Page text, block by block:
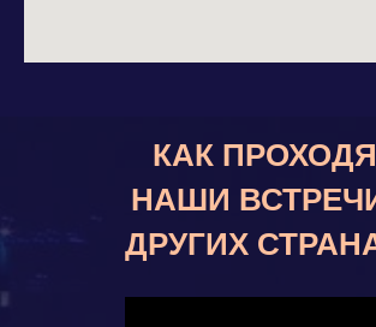
КАК
НАШИ
ДРУГИХ